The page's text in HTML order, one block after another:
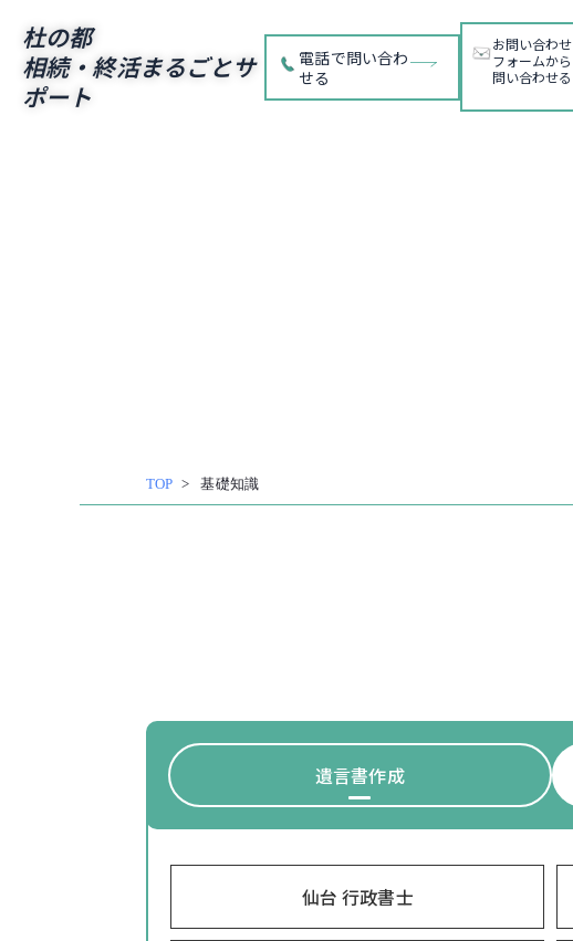
杜の都
相続・終活まるごとサ
ポート
電話で問い合わ
せる
お問い合わせ
フォームから
問い合わせる
TOP 基礎知識
遺言書作成
仙台 行政書士